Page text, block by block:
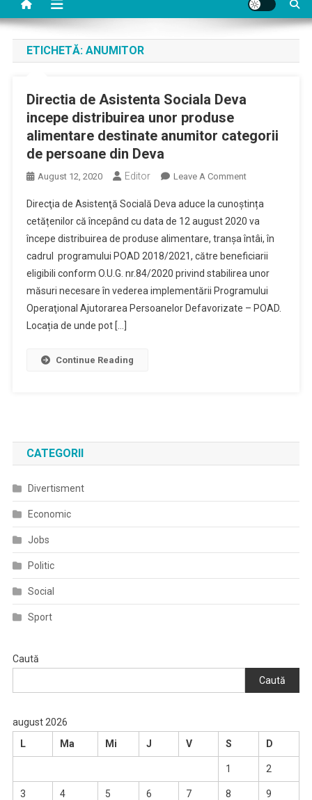
ETICHETĂ: ANUMITOR
Directia de Asistenta Sociala Deva
incepe distribuirea unor produse
alimentare destinate anumitor categorii
de persoane din Deva
August 12, 2020 Editor Leave A CommentOn
De
Asistenta
Sociala
Deva
Incepe
Distribuirea
Unor
Direcţia de Asistenţă Socială Deva aduce la cunoștința
cetățenilor că începând cu data de 12 august 2020 va
începe distribuirea de produse alimentare, tranșa întâi, în
cadrul programului POAD 2018/2021, către beneficiarii
eligibili conform O.U.G. nr.84/2020 privind stabilirea unor
măsuri necesare în vederea implementării Programului
Operaţional Ajutorarea Persoanelor Defavorizate – POAD.
Locația de unde pot […]
Continue Reading
CATEGORII
Divertisment
Economic
Jobs
Politic
Social
Sport
Caută
Caută
august 2026
L
Ma Mi J V S D
1 2
3 4 5 6 7 8 9